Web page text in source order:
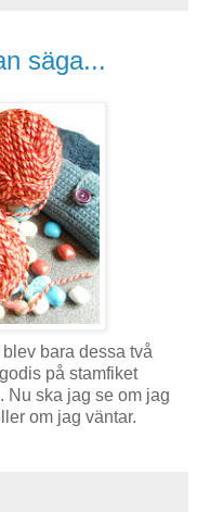
säga...
bara dessa två
på stamfiket
Nu ska jag se om jag
om jag väntar.